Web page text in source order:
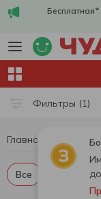
Бесплатная*
Фильтры (1)
Главная
Все Пиво